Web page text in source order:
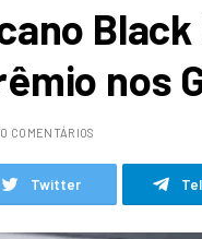
nos
0 COMENTÁRIOS
Twitter